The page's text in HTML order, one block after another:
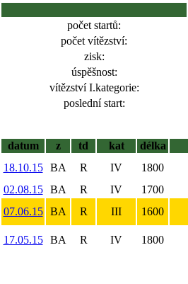
počet startů:
počet vítězství:
zisk:
úspěšnost:
vítězství I.kategorie:
poslední start:
datum
z td kat délka
18.10.15
BA R IV 1800
02.08.15
BA R IV 1700
07.06.15
BA R III 1600
17.05.15 BA R IV 1800